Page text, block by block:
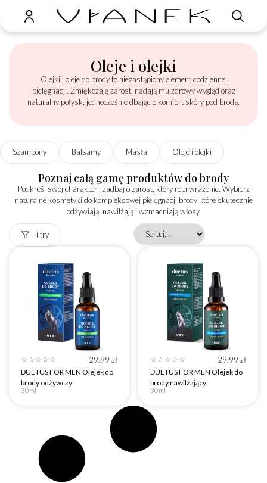
Oleje i olejki
Olejki i oleje do brody to niezastąpiony element codziennej
pielęgnacji. Zmiękczają zarost, nadają mu zdrowy wygląd oraz
naturalny połysk, jednocześnie dbając o komfort skóry pod brodą.
Szampony Balsamy Masła Oleje i olejki
Poznaj całą gamę produktów do brody
Podkreśl swój charakter i zadbaj o zarost, który robi wrażenie. Wybierz
naturalne kosmetyki do kompleksowej pielęgnacji brody które skutecznie
odżywiają, nawilżają i wzmacniają włosy.
Filtry
Nie
Po
konsultacji
Tak
☆ ☆ ☆ ☆ ☆ 29.99 zł
DUETUS FOR MEN Olejek do
brody odżywczy
30 ml
☆ ☆ ☆ ☆ ☆ 29.99 zł
DUETUS FOR MEN Olejek do
brody nawilżający
30 ml